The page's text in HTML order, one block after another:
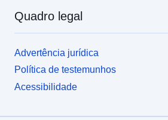
Quadro legal
Advertência jurídica
Política de testemunhos
Acessibilidade